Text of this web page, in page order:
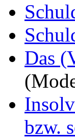
Das
bzw.